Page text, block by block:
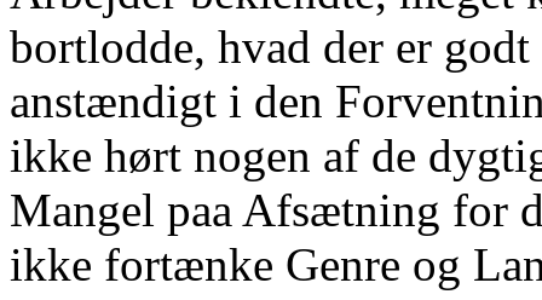
bortlodde, hvad der er
anstændigt i den
ikke hørt nogen af de
Mangel paa Afsætning for
ikke fortænke Genre og